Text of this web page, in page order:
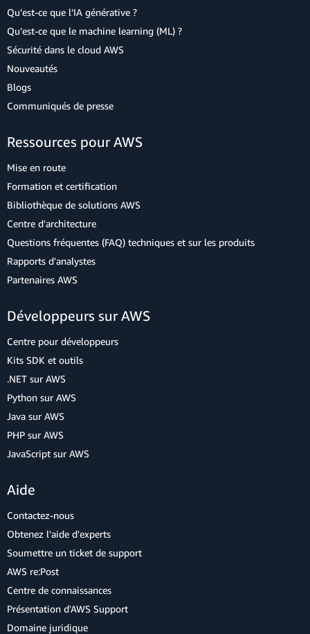
Qu’est-ce que l’IA générative ?
Qu’est-ce que le machine learning (ML) ?
Sécurité dans le cloud AWS
Nouveautés
Blogs
Communiqués de presse
Ressources pour AWS
Mise en route
Formation et certification
Bibliothèque de solutions AWS
Centre d'architecture
Questions fréquentes (FAQ) techniques et sur les produits
Rapports d'analystes
Partenaires AWS
Développeurs sur AWS
Centre pour développeurs
Kits SDK et outils
.NET sur AWS
Python sur AWS
Java sur AWS
PHP sur AWS
JavaScript sur AWS
Aide
Contactez-nous
Obtenez l'aide d'experts
Soumettre un ticket de support
AWS re:Post
Centre de connaissances
Présentation d'AWS Support
Domaine juridique